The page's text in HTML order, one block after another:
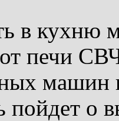
в кухню
печи
машин
пойдет о